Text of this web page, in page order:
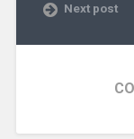
Next post